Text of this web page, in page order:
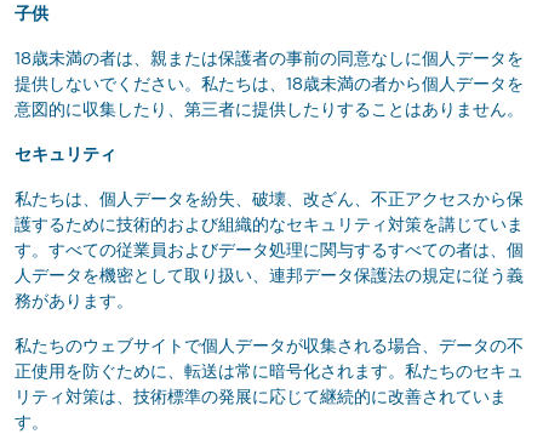
子供
18歳未満の者は、親または保護者の事前の同意なしに個人データを
提供しないでください。私たちは、18歳未満の者から個人データを
意図的に収集したり、第三者に提供したりすることはありません。
セキュリティ
私たちは、個人データを紛失、破壊、改ざん、不正アクセスから保
護するために技術的および組織的なセキュリティ対策を講じていま
す。すべての従業員およびデータ処理に関与するすべての者は、個
人データを機密として取り扱い、連邦データ保護法の規定に従う義
務があります。
私たちのウェブサイトで個人データが収集される場合、データの不
正使用を防ぐために、転送は常に暗号化されます。私たちのセキュ
リティ対策は、技術標準の発展に応じて継続的に改善されていま
す。